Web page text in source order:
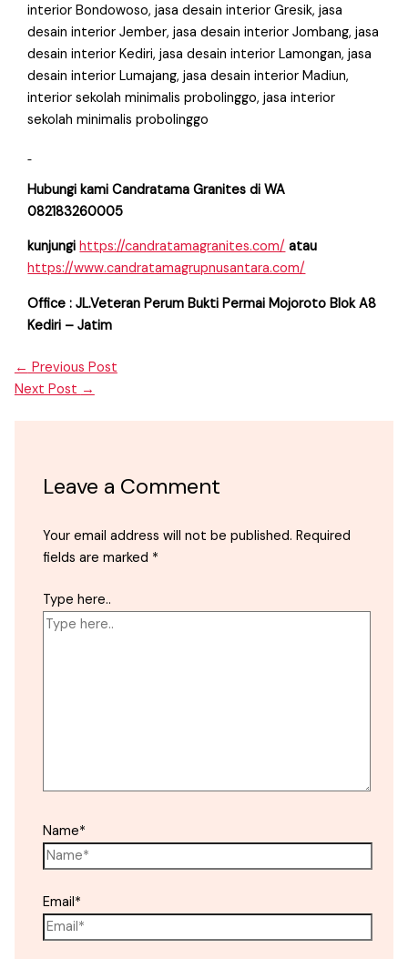
interior Bondowoso, jasa desain interior Gresik, jasa
desain interior Jember, jasa desain interior Jombang, jasa
desain interior Kediri, jasa desain interior Lamongan, jasa
desain interior Lumajang, jasa desain interior Madiun,
interior sekolah minimalis probolinggo, jasa interior
sekolah minimalis probolinggo
Hubungi kami Candratama Granites di WA
082183260005
kunjungihttps://candratamagranites.com/ atau
https://www.candratamagrupnusantara.com/
Office : JL.Veteran Perum Bukti Permai Mojoroto Blok A8
Kediri – Jatim
← Previous Post
Next Post →
Leave a Comment
Your email address will not be published. Required
fields are marked *
Type here..
Name*
Email*